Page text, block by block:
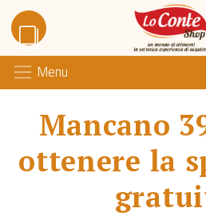
Lo
Menu
Mancano
ottenere la